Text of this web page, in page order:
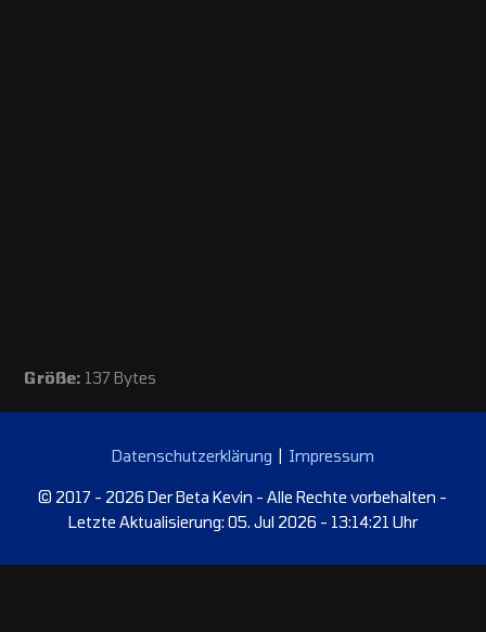
Größe: 137 Bytes
Datenschutzerklärung Impressum
© 2017 - 2026 Der Beta Kevin - Alle Rechte vorbehalten -
Letzte Aktualisierung: 05. Jul 2026 - 13:14:21 Uhr